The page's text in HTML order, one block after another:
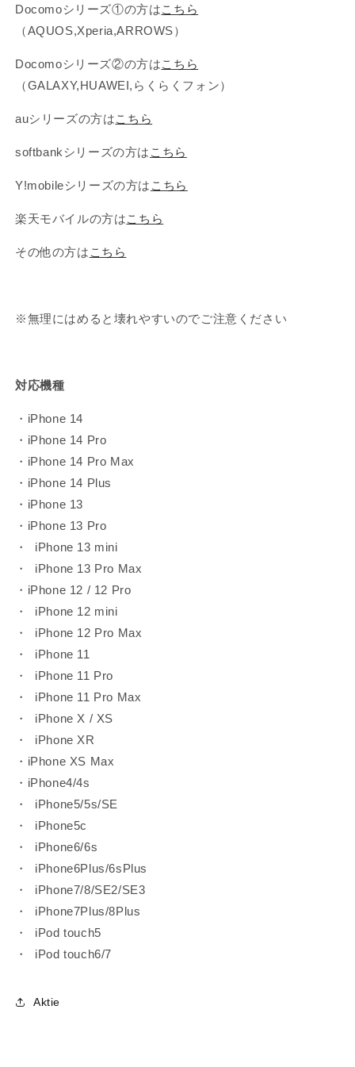
Docomoシリーズ①の方はこちら
（AQUOS,Xperia,ARROWS）
Docomoシリーズ②の方はこちら
（GALAXY,HUAWEI,らくらくフォン）
auシリーズの方はこちら
softbankシリーズの方は こちら
Y!mobileシリーズの方は こちら
楽天モバイルの方はこちら
その他の方は こちら
※無理にはめると壊れやすいのでご注意ください
対応機種
・iPhone 14
・iPhone 14 Pro
・iPhone 14 Pro Max
・iPhone 14 Plus
・iPhone 13
・iPhone 13 Pro
・ iPhone 13 mini
・ iPhone 13 Pro Max
・iPhone 12 / 12 Pro
・ iPhone 12 mini
・ iPhone 12 Pro Max
・ iPhone 11
・ iPhone 11 Pro
・ iPhone 11 Pro Max
・ iPhone X / XS
・ iPhone XR
・iPhone XS Max
・iPhone4/4s
・ iPhone5/5s/SE
・ iPhone5c
・ iPhone6/6s
・ iPhone6Plus/6sPlus
・ iPhone7/8/SE2/SE3
・ iPhone7Plus/8Plus
・ iPod touch5
・ iPod touch6/7
Aktie